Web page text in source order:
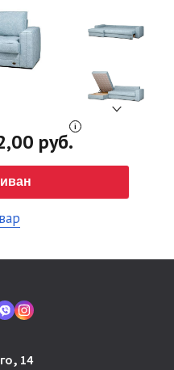
руб.
14